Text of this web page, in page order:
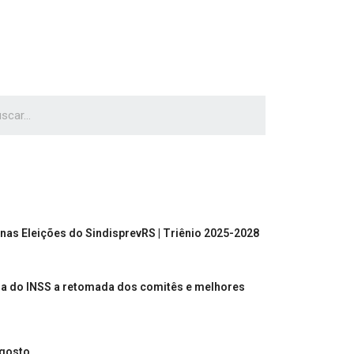
Eleições do SindisprevRS | Triênio 2025-2028
do INSS a retomada dos comitês e melhores